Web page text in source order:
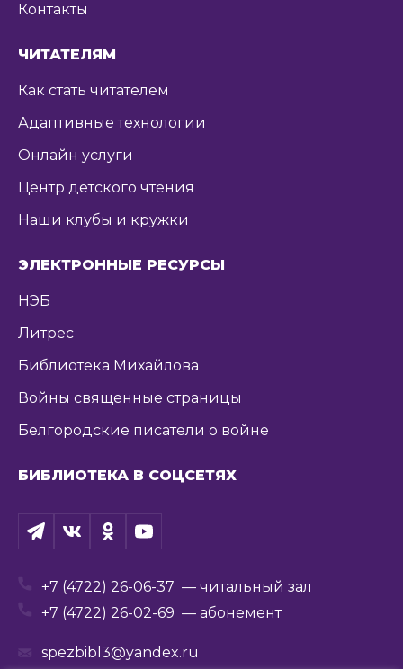
Контакты
ЧИТАТЕЛЯМ
Как стать читателем
Адаптивные технологии
Онлайн услуги
Центр детского чтения
Наши клубы и кружки
ЭЛЕКТРОННЫЕ РЕСУРСЫ
НЭБ
Литрес
Библиотека Михайлова
Войны священные страницы
Белгородские писатели о войне
БИБЛИОТЕКА В СОЦСЕТЯХ
+7 (4722) 26-06-37 — читальный зал
+7 (4722) 26-02-69 — абонемент
spezbibl3@yandex.ru